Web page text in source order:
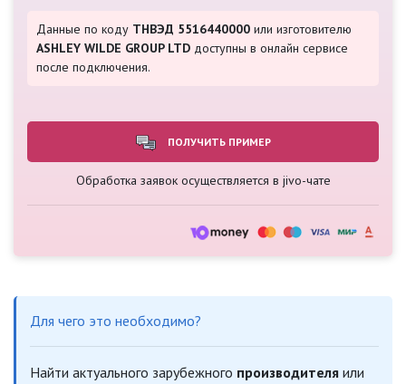
Данные по коду ТНВЭД 5516440000 или изготовителю
ASHLEY WILDE GROUP LTD доступны в онлайн сервисе
после подключения.
ПОЛУЧИТЬ ПРИМЕР
Обработка заявок осуществляется в jivo-чате
Для чего это необходимо?
Найти актуального зарубежного производителя или